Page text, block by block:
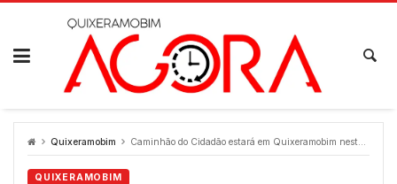
Skip
Quixeramobim Caminhão do Cidadão estará em Quixeramobim nesta segunda, 27, e terça-feira, 28
QUIXERAMOBIM